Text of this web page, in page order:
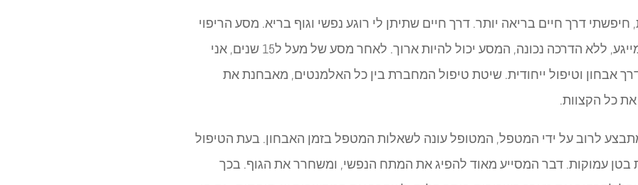
חיפשתי דרך חיים בריאה יותר. דרך חיים שתיתן לי רוגע נפשי וגוף בריא. מסע הריפוי
העצמי, הינו מסע ארוך ומייגע, ללא הדרכה נכונה, המסע יכול להיות ארוך. לאחר מסע של מעל ל15 שנים, אני
אבחון וטיפול ייחודית. שיטת טיפול המחברת בין כל האלמנטים, מאבחנת את
כל הקצוות.
לרוב על ידי המטפל, המטופל עונה לשאלות המטפל בזמן האבחון. בעת הטיפול
בטן עמוקות. דבר המסייע מאוד להפיג את המתח הנפשי, ומשחרר את הגוף. בכך